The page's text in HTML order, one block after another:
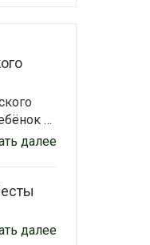
…
далее
далее